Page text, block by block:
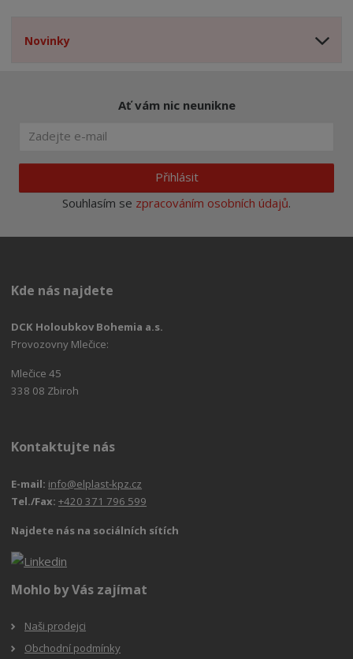
Novinky
Ať vám nic neunikne
Přihlásit
Souhlasím se zpracováním osobních údajů.
Kde nás najdete
DCK Holoubkov Bohemia a.s.
Provozovny Mlečice:
Mlečice 45
338 08 Zbiroh
Kontaktujte nás
E-mail: info@elplast-kpz.cz
Tel./Fax:+420 371 796 599
Najdete nás na sociálních sítích
Mohlo by Vás zajímat
Naši prodejci
Obchodní podmínky